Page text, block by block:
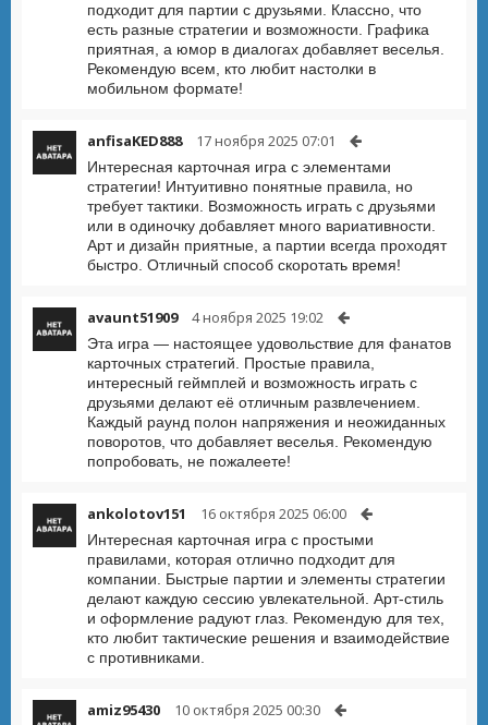
подходит для партии с друзьями. Классно, что
есть разные стратегии и возможности. Графика
приятная, а юмор в диалогах добавляет веселья.
Рекомендую всем, кто любит настолки в
мобильном формате!
anfisaKED888 17 ноября 2025 07:01
Интересная карточная игра с элементами
стратегии! Интуитивно понятные правила, но
требует тактики. Возможность играть с друзьями
или в одиночку добавляет много вариативности.
Арт и дизайн приятные, а партии всегда проходят
быстро. Отличный способ скоротать время!
avaunt51909 4 ноября 2025 19:02
Эта игра — настоящее удовольствие для фанатов
карточных стратегий. Простые правила,
интересный геймплей и возможность играть с
друзьями делают её отличным развлечением.
Каждый раунд полон напряжения и неожиданных
поворотов, что добавляет веселья. Рекомендую
попробовать, не пожалеете!
ankolotov151 16 октября 2025 06:00
Интересная карточная игра с простыми
правилами, которая отлично подходит для
компании. Быстрые партии и элементы стратегии
делают каждую сессию увлекательной. Арт-стиль
и оформление радуют глаз. Рекомендую для тех,
кто любит тактические решения и взаимодействие
с противниками.
amiz95430 10 октября 2025 00:30